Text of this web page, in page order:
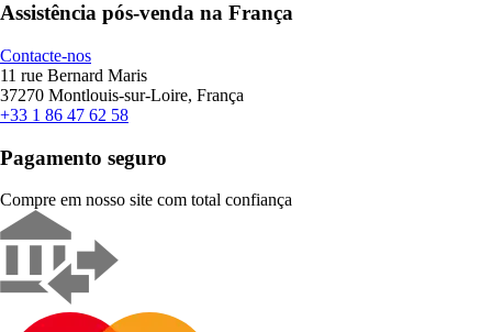
Assistência pós-venda na França
Contacte-nos
11 rue Bernard Maris
37270 Montlouis-sur-Loire, França
+33 1 86 47 62 58
Pagamento seguro
Compre em nosso site com total confiança